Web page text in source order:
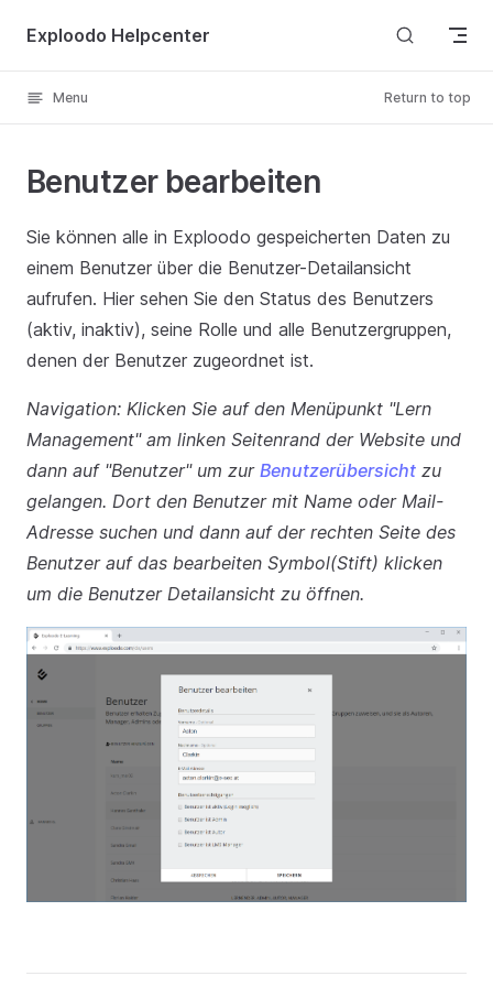
Skip to content
Exploodo Helpcenter
Menu Return to top
Benutzer bearbeiten
Sie können alle in Exploodo gespeicherten Daten zu
einem Benutzer über die Benutzer-Detailansicht
aufrufen. Hier sehen Sie den Status des Benutzers
(aktiv, inaktiv), seine Rolle und alle Benutzergruppen,
denen der Benutzer zugeordnet ist.
Navigation: Klicken Sie auf den Menüpunkt "Lern
Management" am linken Seitenrand der Website und
dann auf "Benutzer" um zur Benutzerübersicht zu
gelangen. Dort den Benutzer mit Name oder Mail-
Adresse suchen und dann auf der rechten Seite des
Benutzer auf das bearbeiten Symbol(Stift) klicken
um die Benutzer Detailansicht zu öffnen.